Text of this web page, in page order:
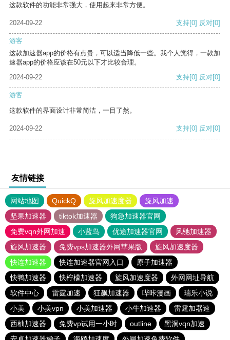
这款软件的功能非常强大，使用起来非常方便。
2024-09-22 支持[0] 反对[0]
游客
这款加速器app的价格有点贵，可以适当降低一些。我个人觉得，一款加
速器app的价格应该在50元以下才比较合理。
2024-09-22
支持[0] 反对[0]
游客
这款软件的界面设计非常简洁，一目了然。
2024-09-22 支持[0] 反对[0]
友情链接
网站地图 QuickQ 旋风加速度器
旋风加速
坚果加速器
tiktok加速器
狗急加速器官网
免费vqn外网加速
小蓝鸟 优途加速器官网
风驰加速器
旋风加速器
免费vps加速器外网苹果版
旋风加速度器
快连加速器
快连加速器官网入口
原子加速器
快鸭加速器
快柠檬加速器 旋风加速度器
外网网址导航
软件中心
雷霆加速 狂飙加速器 哔咔漫画
瑞乐小说
小美
小美vpn 小美加速器 小牛加速器
雷霆加器速
西柚加速器
免费vp试用一小时 outline
黑洞vqn加速